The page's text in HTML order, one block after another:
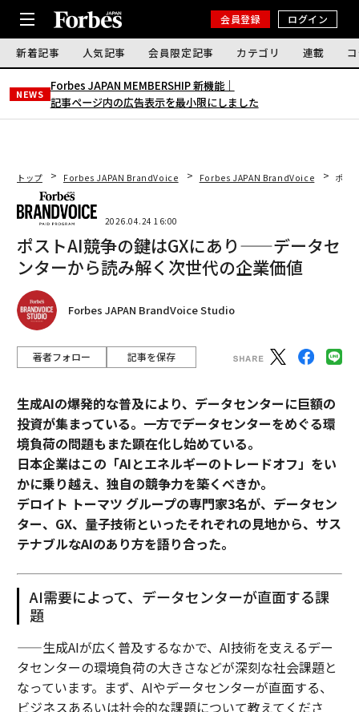
会員登録 ログイン
新着記事 人気記事 会員限定記事 カテゴリ 連載
NEWS
Forbes JAPAN MEMBERSHIP 新機能｜
記事ページ内の広告表示を最小限にしました
トップ Forbes JAPAN BrandVoice Forbes JAPAN BrandVoice ポス
2026.04.24 16:00
ポストAI競争の鍵はGXにあり——データセ
ンターから読み解く次世代の企業価値
Forbes JAPAN BrandVoice Studio
著者フォロー 記事を保存
生成AIの爆発的な普及により、データセンターに巨額の
投資が集まっている。一方でデータセンターをめぐる環
境負荷の問題もまた顕在化し始めている。
日本企業はこの「AIとエネルギーのトレードオフ」をい
かに乗り越え、独自の競争力を築くべきか。
デロイト トーマツ グループの専門家3名が、データセン
ター、GX、量子技術といったそれぞれの見地から、サス
テナブルなAIのあり方を語り合った。
AI需要によって、データセンターが直面する課
題
——生成AIが広く普及するなかで、AI技術を支えるデー
タセンターの環境負荷の大きさなどが深刻な社会課題と
なっています。まず、AIやデータセンターが直面する、
ビジネスあるいは社会的な課題について教えてくださ